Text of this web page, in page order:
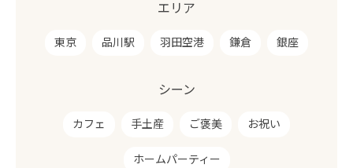
エリア
東京 品川駅 羽田空港 鎌倉 銀座
シーン
カフェ 手土産 ご褒美 お祝い
ホームパーティー